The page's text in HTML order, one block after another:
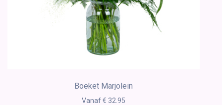
Boeket Marjolein
Vanaf € 32.95